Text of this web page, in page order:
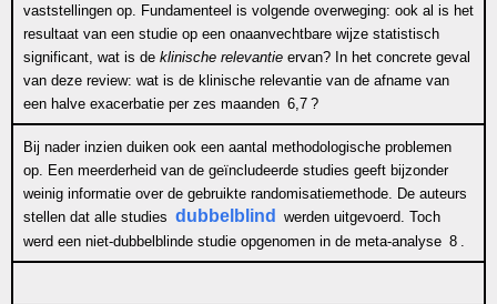
vaststellingen op. Fundamenteel is volgende overweging: ook al is het
resultaat van een studie op een onaanvechtbare wijze statistisch
significant, wat is de klinische relevantie ervan? In het concrete geval
van deze review: wat is de klinische relevantie van de afname van
een halve exacerbatie per zes maanden 6,7 ?
Bij nader inzien duiken ook een aantal methodologische problemen
op. Een meerderheid van de geïncludeerde studies geeft bijzonder
weinig informatie over de gebruikte randomisatiemethode. De auteurs
stellen dat alle studies dubbelblind
werden uitgevoerd. Toch
werd een niet-dubbelblinde studie opgenomen in de meta-analyse 8